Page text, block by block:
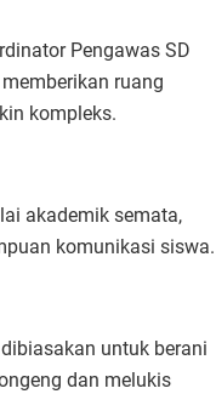
Pengawas SD
ruang
kompleks.
akademik semata,
komunikasi siswa.
untuk berani
dan melukis